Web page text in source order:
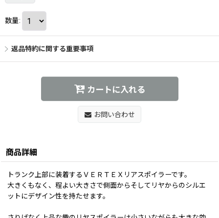
数量:
返品特約に関する重要事項
カートに入れる
お問い合わせ
商品詳細
トランク上部に装着するＶＥＲＴＥＸリアスポイラーです。
大きくもなく、程よい大きさで側面からそしてリヤからのシルエ
ットにデザイン性を持たせます。